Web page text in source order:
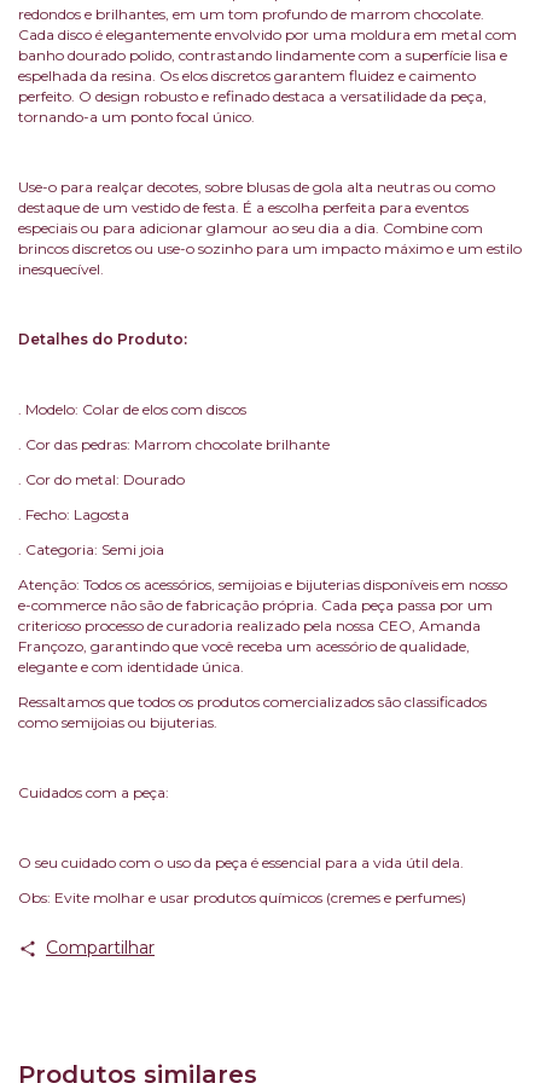
redondos e brilhantes, em um tom profundo de marrom chocolate.
Cada disco é elegantemente envolvido por uma moldura em metal com
banho dourado polido, contrastando lindamente com a superfície lisa e
espelhada da resina. Os elos discretos garantem fluidez e caimento
perfeito. O design robusto e refinado destaca a versatilidade da peça,
tornando-a um ponto focal único.
Use-o para realçar decotes, sobre blusas de gola alta neutras ou como
destaque de um vestido de festa. É a escolha perfeita para eventos
especiais ou para adicionar glamour ao seu dia a dia. Combine com
brincos discretos ou use-o sozinho para um impacto máximo e um estilo
inesquecível.
Detalhes do Produto:
. Modelo: Colar de elos com discos
. Cor das pedras: Marrom chocolate brilhante
. Cor do metal: Dourado
. Fecho: Lagosta
. Categoria: Semi joia
Atenção: Todos os acessórios, semijoias e bijuterias disponíveis em nosso
e-commerce não são de fabricação própria. Cada peça passa por um
criterioso processo de curadoria realizado pela nossa CEO, Amanda
Françozo, garantindo que você receba um acessório de qualidade,
elegante e com identidade única.
Ressaltamos que todos os produtos comercializados são classificados
como semijoias ou bijuterias.
Cuidados com a peça:
O seu cuidado com o uso da peça é essencial para a vida útil dela.
Obs: Evite molhar e usar produtos químicos (cremes e perfumes)
Compartilhar
Produtos similares